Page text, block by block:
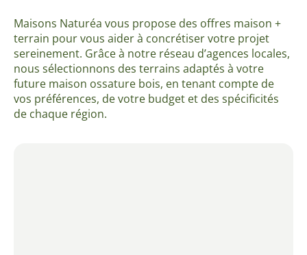
Prendre RDV
+33 5 65 73 17 33
Maisons Naturéa vous propose des offres maison +
terrain pour vous aider à concrétiser votre projet
sereinement. Grâce à notre réseau d’agences locales,
nous sélectionnons des terrains adaptés à votre
future maison ossature bois, en tenant compte de
vos préférences, de votre budget et des spécificités
de chaque région.